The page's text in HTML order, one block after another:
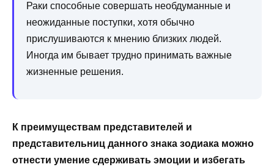
Раки способные совершать необдуманные и
неожиданные поступки, хотя обычно
прислушиваются к мнению близких людей.
Иногда им бывает трудно принимать важные
жизненные решения.
К преимуществам представителей и
представительниц данного знака зодиака можно
отнести умение сдерживать эмоции и избегать